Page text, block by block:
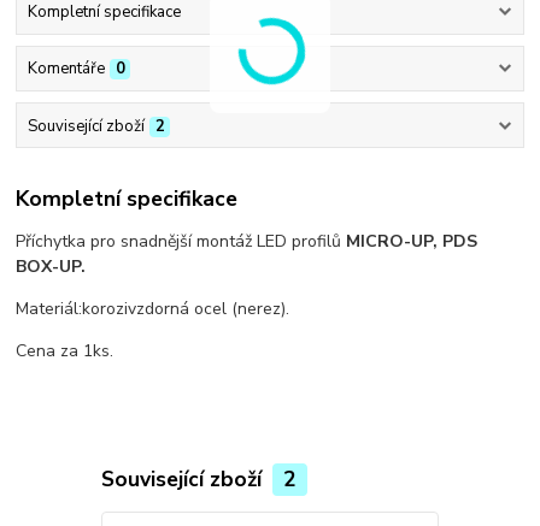
Kompletní specifikace
Komentáře 0
Související zboží 2
Kompletní specifikace
Příchytka pro snadnější montáž LED profilů MICRO-UP, PDS
BOX-UP.
Materiál:korozivzdorná ocel (nerez).
Cena za 1ks.
Související zboží 2